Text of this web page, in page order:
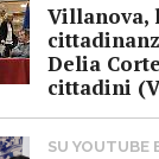
Villanova,
Delia
cittadini
SU YOUTUBE